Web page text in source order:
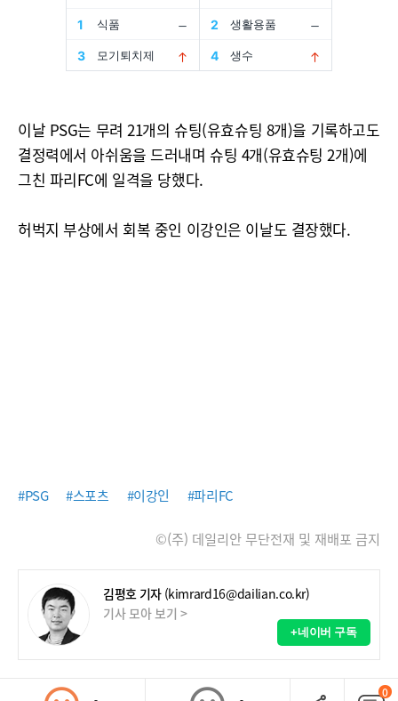
이날 PSG는 무려 21개의 슈팅(유효슈팅 8개)을 기록하고도
결정력에서 아쉬움을 드러내며 슈팅 4개(유효슈팅 2개)에
그친 파리FC에 일격을 당했다.
허벅지 부상에서 회복 중인 이강인은 이날도 결장했다.
#PSG #스포츠 #이강인 #파리FC
©(주) 데일리안 무단전재 및 재배포 금지
김평호 기자 (kimrard16@dailian.co.kr)
기사 모아 보기 >
+네이버 구독
0